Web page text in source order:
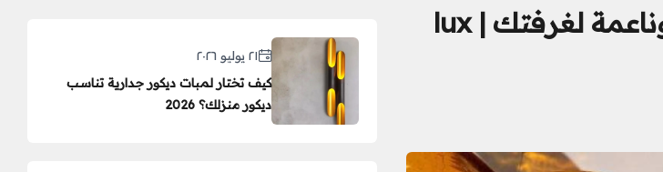
افخم اشكال نجف غرف النوم لإضاءة هادية وناعمة لغرفتك | lux
٢١ يوليو ٢٠٢٦
كيف تختار لمبات ديكور جدارية تناسب
ديكور منزلك؟ 2026